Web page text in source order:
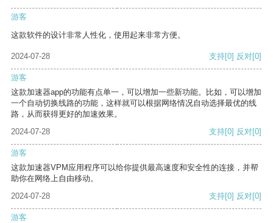
游客
这款软件的设计非常人性化，使用起来非常方便。
2024-07-28 支持[0] 反对[0]
游客
这款加速器app的功能有点单一，可以增加一些新功能。比如，可以增加
一个自动切换线路的功能，这样就可以根据网络情况自动选择最优的线
路，从而获得更好的加速效果。
2024-07-28
支持[0] 反对[0]
游客
这款加速器VPM应用程序可以给你提供最高速度和安全性的连接，并帮
助你在网络上自由移动。
2024-07-28
支持[0] 反对[0]
游客